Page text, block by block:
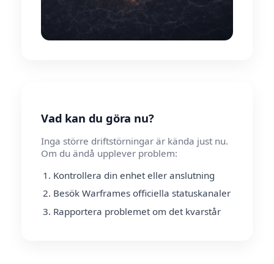
Vad kan du göra nu?
Inga större driftstörningar är kända just nu.
Om du ändå upplever problem:
Kontrollera din enhet eller anslutning
Besök Warframes officiella statuskanaler
Rapportera problemet om det kvarstår